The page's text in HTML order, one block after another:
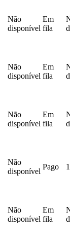
Não
disponível
Em
fila
Não
disponível
Em
fila
Não
disponível
Em
fila
Não
disponível
Pago
Não
disponível
Em
fila